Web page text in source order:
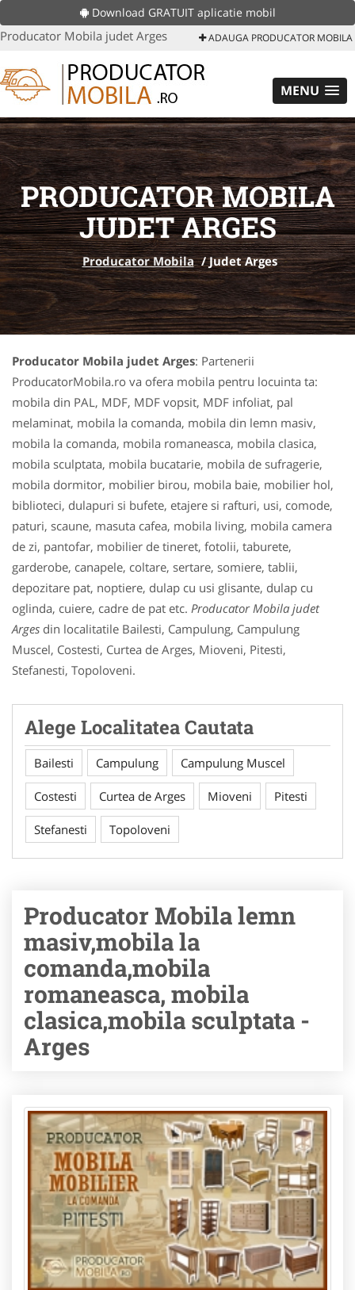
Download GRATUIT aplicatie mobil
Producator Mobila judet Arges ADAUGA PRODUCATOR MOBILA
MENU
PRODUCATOR MOBILA
JUDET ARGES
Producator Mobila /Judet Arges
Producator Mobila judet Arges: Partenerii
ProducatorMobila.ro va ofera mobila pentru locuinta ta:
mobila din PAL, MDF, MDF vopsit, MDF infoliat, pal
melaminat, mobila la comanda, mobila din lemn masiv,
mobila la comanda, mobila romaneasca, mobila clasica,
mobila sculptata, mobila bucatarie, mobila de sufragerie,
mobila dormitor, mobilier birou, mobila baie, mobilier hol,
biblioteci, dulapuri si bufete, etajere si rafturi, usi, comode,
paturi, scaune, masuta cafea, mobila living, mobila camera
de zi, pantofar, mobilier de tineret, fotolii, taburete,
garderobe, canapele, coltare, sertare, somiere, tablii,
depozitare pat, noptiere, dulap cu usi glisante, dulap cu
oglinda, cuiere, cadre de pat etc. Producator Mobila judet
Arges din localitatile Bailesti, Campulung, Campulung
Muscel, Costesti, Curtea de Arges, Mioveni, Pitesti,
Stefanesti, Topoloveni.
Alege Localitatea Cautata
Bailesti Campulung Campulung Muscel
Costesti Curtea de Arges Mioveni Pitesti
Stefanesti Topoloveni
Producator Mobila lemn
masiv,mobila la
comanda,mobila
romaneasca, mobila
clasica,mobila sculptata -
Arges